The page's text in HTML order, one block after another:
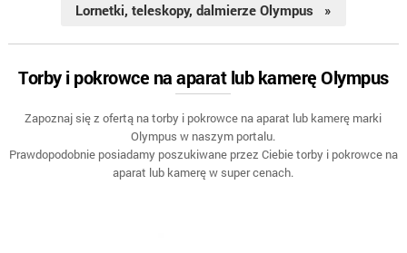
Lornetki, teleskopy, dalmierze Olympus »
Torby i pokrowce na aparat lub kamerę Olympus
Zapoznaj się z ofertą na torby i pokrowce na aparat lub kamerę marki
Olympus w naszym portalu.
Prawdopodobnie posiadamy poszukiwane przez Ciebie torby i pokrowce na
aparat lub kamerę w super cenach.